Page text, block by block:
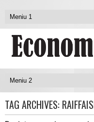
TAG ARCHIVES: